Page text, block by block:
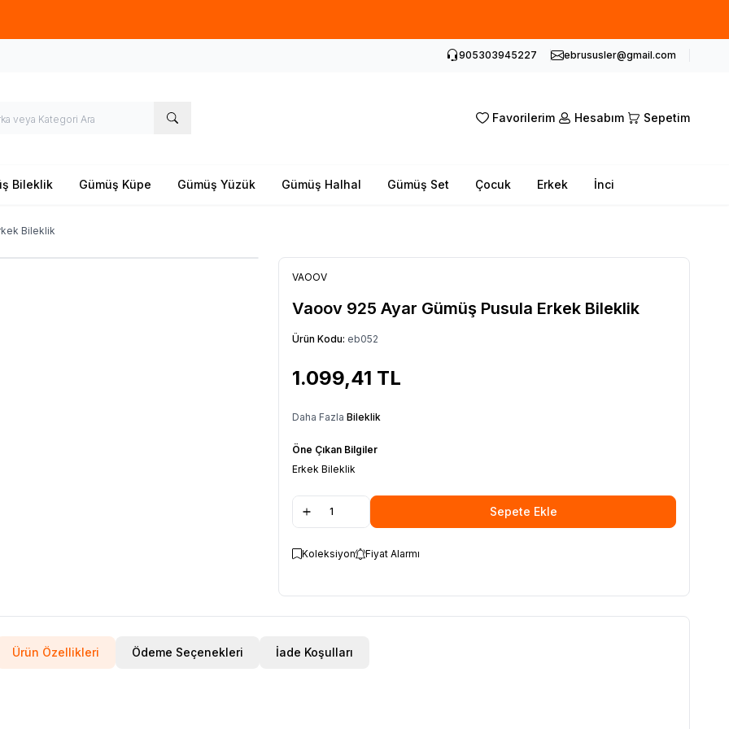
905303945227 ebrususler@gmail.com
Favorilerim Hesabım Sepetim
Bileklik Gümüş Küpe Gümüş Yüzük Gümüş Halhal Gümüş Set Çocuk Erkek İnci
Bileklik
VAOOV
Vaoov 925 Ayar Gümüş Pusula Erkek Bileklik
Ürün Kodu: eb052
1.099,41 TL
Daha Fazla Bileklik
Öne Çıkan Bilgiler
Erkek Bileklik
Sepete Ekle
Koleksiyon Fiyat Alarmı
Ürün Özellikleri Ödeme Seçenekleri İade Koşulları